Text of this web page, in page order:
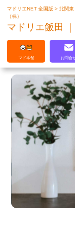
マドリエNET 全国版>北関
（株）
マドリエ飯田
マド本舗 お問合